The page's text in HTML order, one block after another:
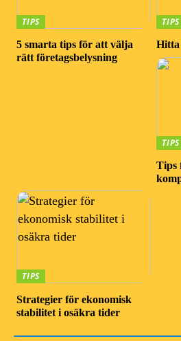
TIPS
5 smarta tips för att välja
rätt företagsbelysning
TIPS
Hitta
TIPS
Tips
TIPS
Strategier för ekonomisk
stabilitet i osäkra tider